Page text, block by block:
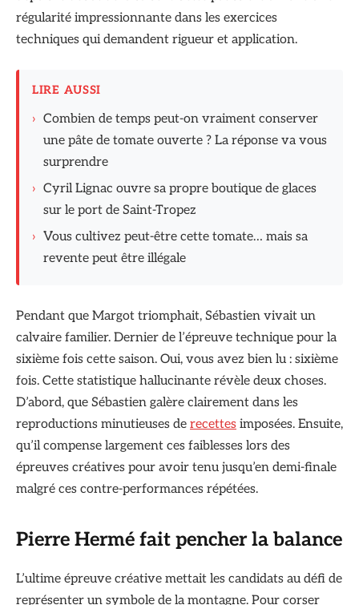
régularité impressionnante dans les exercices
techniques qui demandent rigueur et application.
LIRE AUSSI
› Combien de temps peut-on vraiment conserver
une pâte de tomate ouverte ? La réponse va vous
surprendre
› Cyril Lignac ouvre sa propre boutique de glaces
sur le port de Saint-Tropez
› Vous cultivez peut-être cette tomate… mais sa
revente peut être illégale
Pendant que Margot triomphait, Sébastien vivait un
calvaire familier. Dernier de l’épreuve technique pour la
sixième fois cette saison. Oui, vous avez bien lu : sixième
fois. Cette statistique hallucinante révèle deux choses.
D’abord, que Sébastien galère clairement dans les
reproductions minutieuses de recettes imposées. Ensuite,
qu’il compense largement ces faiblesses lors des
épreuves créatives pour avoir tenu jusqu’en demi-finale
malgré ces contre-performances répétées.
Pierre Hermé fait pencher la balance
L’ultime épreuve créative mettait les candidats au défi de
représenter un symbole de la montagne. Pour corser